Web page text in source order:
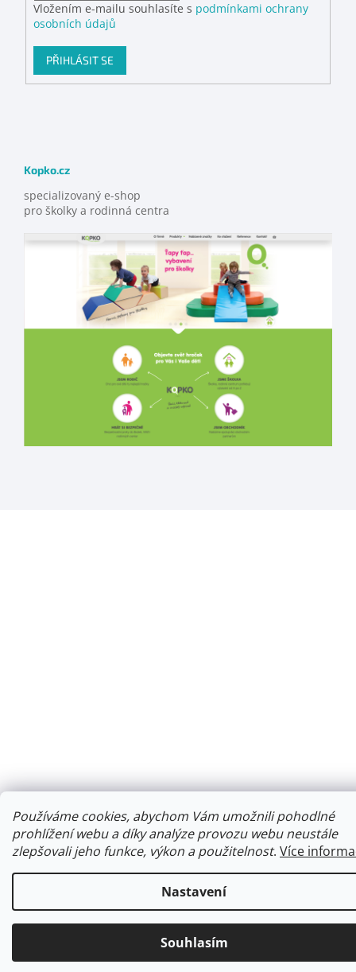
Používáme cookies, abychom Vám umožnili pohodlné
prohlížení webu a díky analýze provozu webu neustále
zlepšovali jeho funkce, výkon a použitelnost. Více
Nastavení
Souhlasím
Vložením e-mailu souhlasíte s podmínkami ochrany
osobních údajů
PŘIHLÁSIT SE
Kopko.cz
specializovaný e-shop
pro školky a rodinná centra